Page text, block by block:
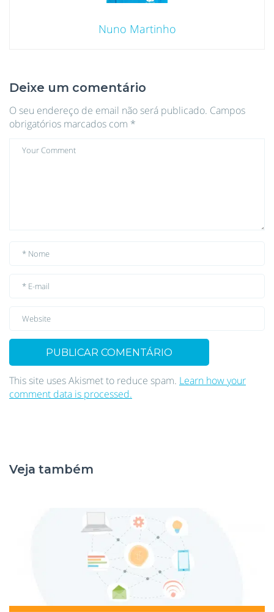
Nuno Martinho
Deixe um comentário
O seu endereço de email não será publicado. Campos
obrigatórios marcados com *
This site uses Akismet to reduce spam. Learn how your
comment data is processed.
Veja também